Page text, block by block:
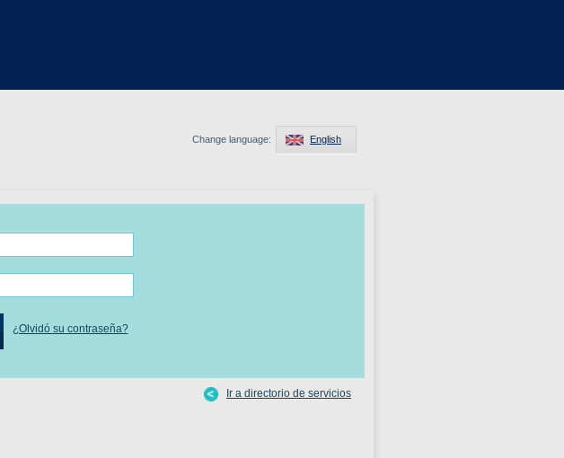
Change language: English
¿Olvidó su contraseña?
Ir a directorio de servicios